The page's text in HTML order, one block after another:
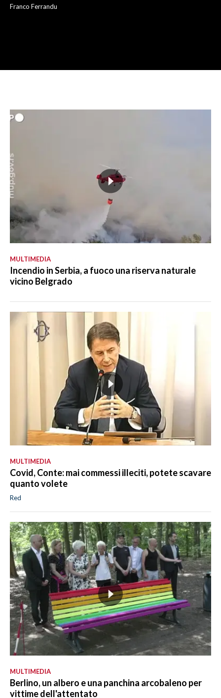
Franco Ferrandu
MULTIMEDIA
Incendio in Serbia, a fuoco una riserva naturale
vicino Belgrado
MULTIMEDIA
Covid, Conte: mai commessi illeciti, potete scavare
quanto volete
Red
MULTIMEDIA
Berlino, un albero e una panchina arcobaleno per
vittime dell'attentato